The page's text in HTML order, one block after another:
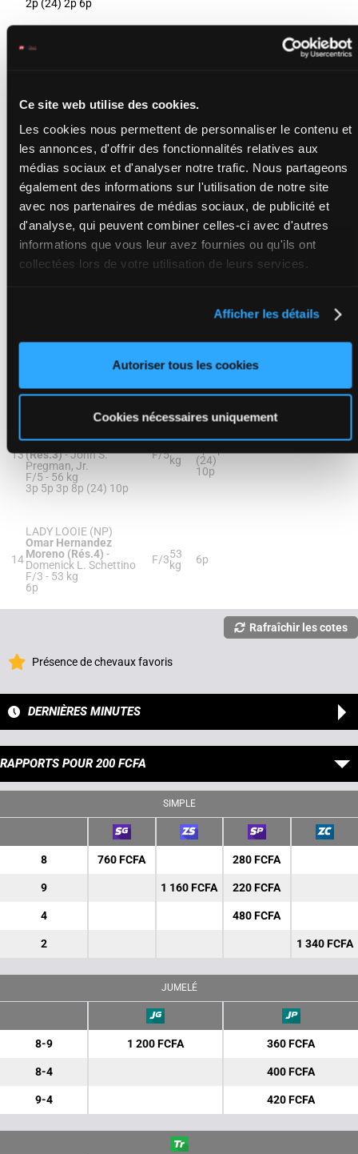
Ce site web utilise des cookies.
Les cookies nous permettent de personnaliser le contenu et
les annonces, d'offrir des fonctionnalités relatives aux
médias sociaux et d'analyser notre trafic. Nous partageons
également des informations sur l'utilisation de notre site
avec nos partenaires de médias sociaux, de publicité et
d'analyse, qui peuvent combiner celles-ci avec d'autres
informations que vous leur avez fournies ou qu'ils ont
collectées lors de votre utilisation de leurs services.
Afficher les détails
Autoriser tous les cookies
Cookies nécessaires uniquement
2p (24) 2p 6p
SAIPAN
10
DANCIN JANE (NP)
Jose L. Ortiz
Michael S.
Ferraro
F/5 -56 kg
F/556
3p (24)
5p 2p
11
SASSY MAXINE (NP)
Christopher Elliott
(Rés.1)-Keri Brion
5p
F/3 kg
5p
12Moreno (Rés.2)-M.
F/4
5p (24)
13
Javier Castellano
(Rés.3)-John S.
Pregman, Jr.
F/5 - 56 kg
3p 5p 3p 8p (24) 10p
F/5kg
3p 5p
(24)
10p
14
LADY LOOIE (NP)
Omar Hernandez
Moreno (Rés.4) -
Domenick L. Schettino
F/3 - 53 kg
6p
F/353
kg
6p
Rafraîchir les cotes
Présence de chevaux favoris
DERNIÈRES MINUTES
RAPPORTS POUR 200 FCFA
SIMPLE
8 760 FCFA 280 FCFA
9 1 160 FCFA 220 FCFA
4 480 FCFA
2 1 340 FCFA
JUMELÉ
8-9 1 200 FCFA 360 FCFA
8-4 400 FCFA
9-4 420 FCFA